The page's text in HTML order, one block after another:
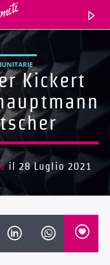
Kickert
il 28 Luglio 2021